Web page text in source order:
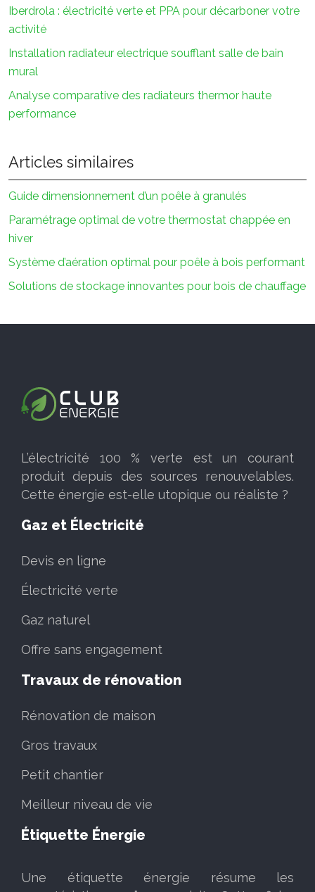
Iberdrola : électricité verte et PPA pour décarboner votre
activité
Installation radiateur electrique soufflant salle de bain
mural
Analyse comparative des radiateurs thermor haute
performance
Articles similaires
Guide dimensionnement d’un poêle à granulés
Paramétrage optimal de votre thermostat chappée en
hiver
Système d’aération optimal pour poêle à bois performant
Solutions de stockage innovantes pour bois de chauffage
L’électricité 100 % verte est un courant
produit depuis des sources renouvelables.
Cette énergie est-elle utopique ou réaliste ?
Gaz et Électricité
Devis en ligne
Électricité verte
Gaz naturel
Offre sans engagement
Travaux de rénovation
Rénovation de maison
Gros travaux
Petit chantier
Meilleur niveau de vie
Étiquette Énergie
Une étiquette énergie résume les